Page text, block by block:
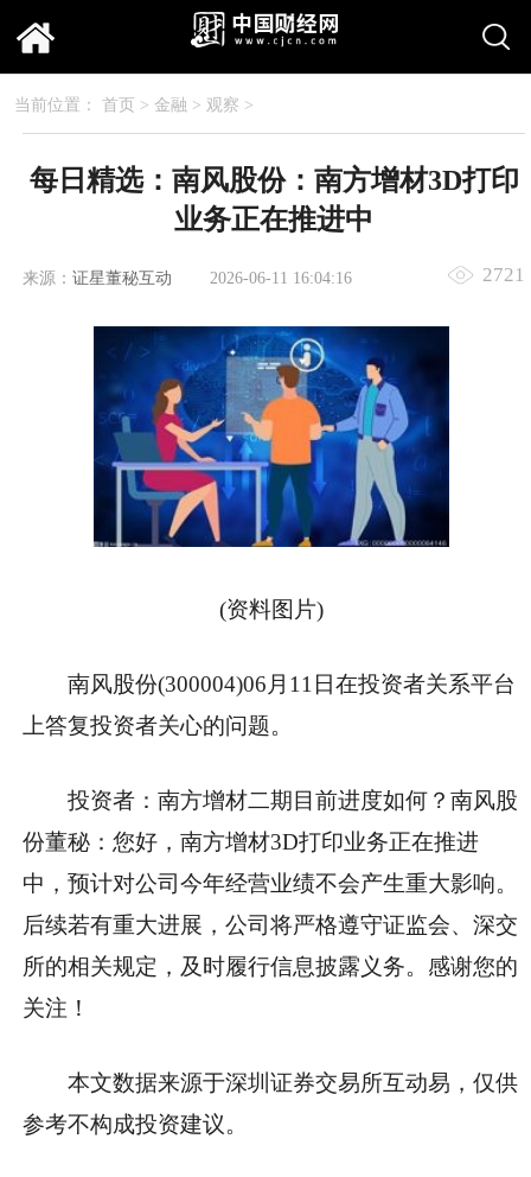
当前位置： 首页 > 金融 > 观察 >
每日精选：南风股份：南方增材3D打印
业务正在推进中
来源： 证星董秘互动 2026-06-11 16:04:16 2721
(资料图片)
南风股份(300004)06月11日在投资者关系平台
上答复投资者关心的问题。
投资者：南方增材二期目前进度如何？南风股
份董秘：您好，南方增材3D打印业务正在推进
中，预计对公司今年经营业绩不会产生重大影响。
后续若有重大进展，公司将严格遵守证监会、深交
所的相关规定，及时履行信息披露义务。感谢您的
关注！
本文数据来源于深圳证券交易所互动易，仅供
参考不构成投资建议。